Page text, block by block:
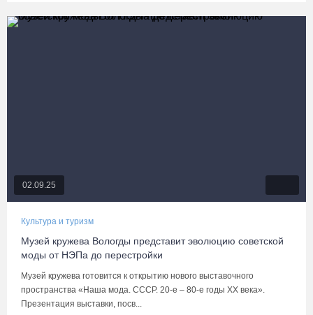
02.09.25
Культура и туризм
Музей кружева Вологды представит эволюцию советской
моды от НЭПа до перестройки
Музей кружева готовится к открытию нового выставочного
пространства «Наша мода. СССР. 20-е – 80-е годы ХХ века».
Презентация выставки, посв...